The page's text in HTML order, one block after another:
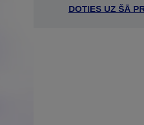
DOTIES UZ ŠĀ